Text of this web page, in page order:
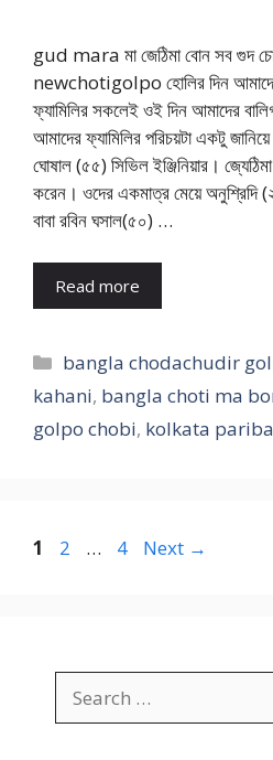
gud mara মা জেঠিমা বোন সব গুদ
newchotigolpo হোলির দিন
ফ্যামিলির সকলেই ওই দিন আমাদের
আমাদের ফ্যামিলির পরিচয়টা একটু
ঘোষাল (৫৫) সিভিল ইঞ্জিনিয়ার।
করেন। ওদের একমাত্র মেয়ে অনুশ্রিদি
বাবা রবিন ঘসাল(৫০) …
Read more
Categories
bangla chodachudir
kahani, bangla choti ma
golpo chobi, kolkata
Page
1 Page
2 … Page
4 Next →
for: